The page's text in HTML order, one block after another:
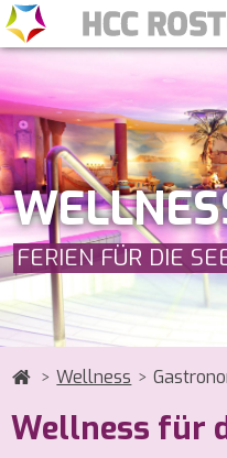
FERIEN FÜR DIE
Wellness
Wellness für